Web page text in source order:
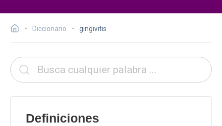
Diccionario gingivitis
Definiciones